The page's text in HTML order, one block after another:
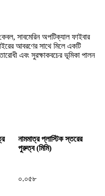
সাবমেরিন অপটিক্যাল ফাইবার
আবরণের সাথে মিলে একটি
এবং সুরক্ষাকবচের ভূমিকা পালন
নামমাত্র প্লাস্টিক স্তরের
পুরুত্ব (মিমি)
০.০৫৮